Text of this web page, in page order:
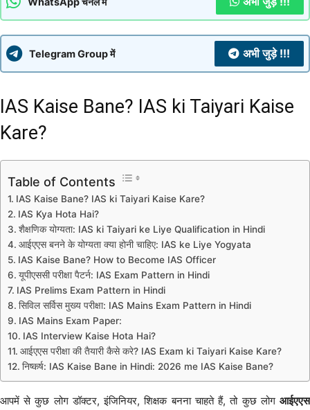
Telegram Group में अभी जुड़े !!!
IAS Kaise Bane? IAS ki Taiyari Kaise
Kare?
Table of Contents
IAS Kaise Bane? IAS ki Taiyari Kaise Kare?
IAS Kya Hota Hai?
शैक्षणिक योग्यता: IAS ki Taiyari ke Liye Qualification in Hindi
आईएएस बनने के योग्यता क्या होनी चाहिए: IAS ke Liye Yogyata
IAS Kaise Bane? How to Become IAS Officer
यूपीएससी परीक्षा पैटर्न: IAS Exam Pattern in Hindi
IAS Prelims Exam Pattern in Hindi
सिविल सर्विस मुख्य परीक्षा: IAS Mains Exam Pattern in Hindi
IAS Mains Exam Paper:
IAS Interview Kaise Hota Hai?
आईएएस परीक्षा की तैयारी कैसे करे? IAS Exam ki Taiyari Kaise Kare?
निष्कर्ष: IAS Kaise Bane in Hindi: 2026 me IAS Kaise Bane?
आपमें से कुछ लोग डॉक्टर, इंजिनियर, शिक्षक बनना चाहते हैं, तो कुछ लोग आईएएस